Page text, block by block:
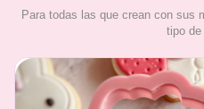
Para todas las que crean con
tipo de